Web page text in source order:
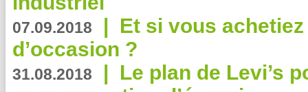
07.09.2018 | Et si vous
d’occasion ?
31.08.2018 | Le plan de Levi’s